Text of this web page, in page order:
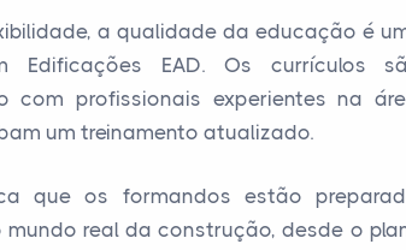
a qualidade da educação é
Edificações EAD. Os currículos
com profissionais experientes na
um treinamento atualizado.
que os formandos estão
real da construção, desde o